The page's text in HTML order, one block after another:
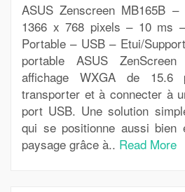
ASUS Zenscreen MB165B
1366 x 768 pixels – 10 ms
Portable – USB – Etui/
portable ASUS
affichage WXGA de 15.6
transporter et à connecter à
port USB. Une solution
qui se positionne aussi bien
paysage grâce à.. Read More